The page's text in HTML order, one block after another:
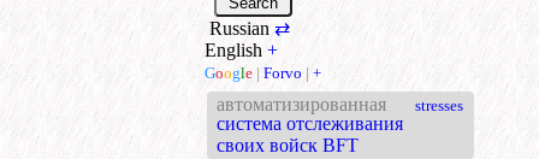
Russian ⇄
English +
Google | Forvo | +
автоматизированная
система отслеживания
своих войск BFT
stresses